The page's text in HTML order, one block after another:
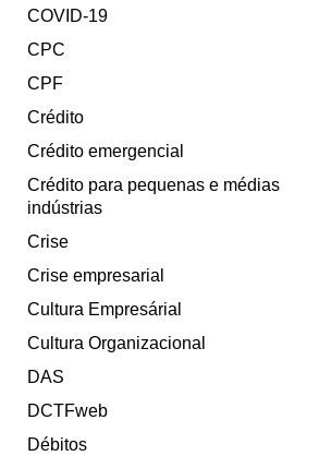
COVID-19
CPC
CPF
Crédito
Crédito emergencial
Crédito para pequenas e médias
indústrias
Crise
Crise empresarial
Cultura Empresárial
Cultura Organizacional
DAS
DCTFweb
Débitos